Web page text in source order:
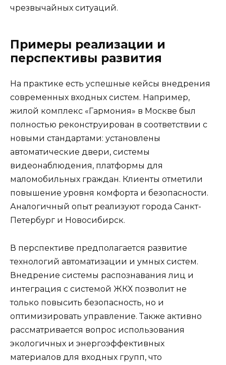
чрезвычайных ситуаций.
Примеры реализации и
перспективы развития
На практике есть успешные кейсы внедрения
современных входных систем. Например,
жилой комплекс «Гармония» в Москве был
полностью реконструирован в соответствии с
новыми стандартами: установлены
автоматические двери, системы
видеонаблюдения, платформы для
маломобильных граждан. Клиенты отметили
повышение уровня комфорта и безопасности.
Аналогичный опыт реализуют города Санкт-
Петербург и Новосибирск.
В перспективе предполагается развитие
технологий автоматизации и умных систем.
Внедрение системы распознавания лиц и
интеграция с системой ЖКХ позволит не
только повысить безопасность, но и
оптимизировать управление. Также активно
рассматривается вопрос использования
экологичных и энергоэффективных
материалов для входных групп, что